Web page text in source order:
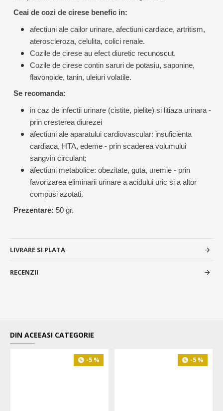
Ceai de cozi de cirese benefic in:
afectiuni ale cailor urinare, afectiuni cardiace, artritism,
ateroscleroza, celulita, colici renale.
Cozile de cirese au efect diuretic recunoscut.
Cozile de cirese contin saruri de potasiu, saponine,
flavonoide, tanin, uleiuri volatile.
Se recomanda:
in caz de infectii urinare (cistite, pielite) si litiaza urinara -
prin cresterea diurezei
afectiuni ale aparatului cardiovascular: insuficienta
cardiaca, HTA, edeme - prin scaderea volumului
sangvin circulant;
afectiuni metabolice: obezitate, guta, uremie - prin
favorizarea eliminarii urinare a acidului uric si a altor
compusi azotati.
Prezentare: 50 gr.
LIVRARE SI PLATA
RECENZII
DIN ACEEASI CATEGORIE
-5 % -5 %